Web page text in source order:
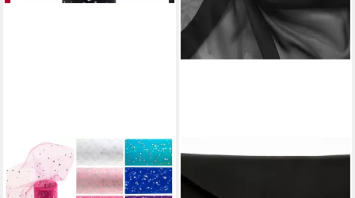
CREATIVERY
Stoff, Tüll 15cm mit Glitzer
Punkten, 9 Meter
EVENT KAUF
150 cm